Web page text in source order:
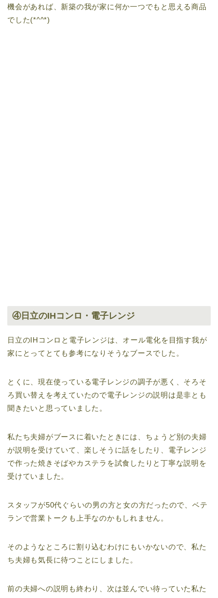
機会があれば、新築の我が家に何か一つでもと思える商品
でした(*^^*)
④日立のIHコンロ・電子レンジ
日立のIHコンロと電子レンジは、オール電化を目指す我が
家にとってとても参考になりそうなブースでした。
とくに、現在使っている電子レンジの調子が悪く、そろそ
ろ買い替えを考えていたので電子レンジの説明は是非とも
聞きたいと思っていました。
私たち夫婦がブースに着いたときには、ちょうど別の夫婦
が説明を受けていて、楽しそうに話をしたり、電子レンジ
で作った焼きそばやカステラを試食したりと丁寧な説明を
受けていました。
スタッフが50代ぐらいの男の方と女の方だったので、ベテ
ランで営業トークも上手なのかもしれません。
そのようなところに割り込むわけにもいかないので、私た
ち夫婦も気長に待つことにしました。
前の夫婦への説明も終わり、次は並んでい待っていた私た